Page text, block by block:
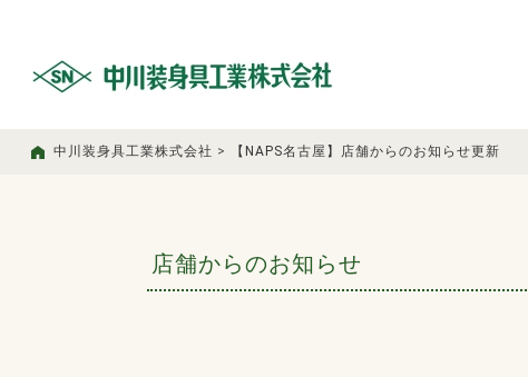
中川装身具工業株式会社 > 【NAPS名古屋】店舗からのお知らせ更新
店舗からのお知らせ